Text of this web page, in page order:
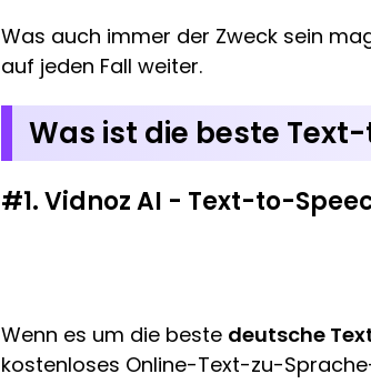
Was auch immer der Zweck sein
auf jeden Fall weiter.
Was ist die beste
#1. Vidnoz AI - Text-to-
Wenn es um die beste deutsche
kostenloses Online-Text-zu-